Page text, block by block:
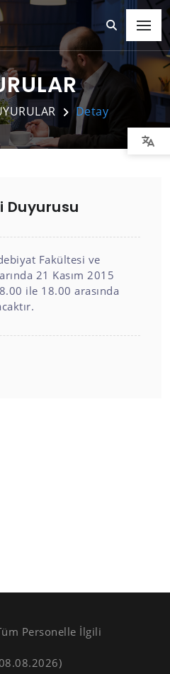
Detay
Duyurusu
Fakültesi ve
21 Kasım 2015
ile 18.00 arasında
Personelle İlgili